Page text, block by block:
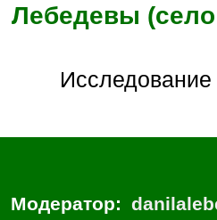
Лебедевы
Модератор: